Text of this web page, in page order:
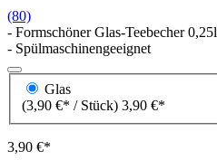
(80)
- Formschöner Glas-Teebecher 0,25l
- Spülmaschinengeeignet
Glas
(3,90 €* / Stück) 3,90 €*
3,90 €*